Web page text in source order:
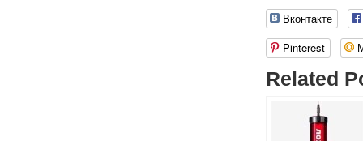
Вконтакте
Pinterest
Related